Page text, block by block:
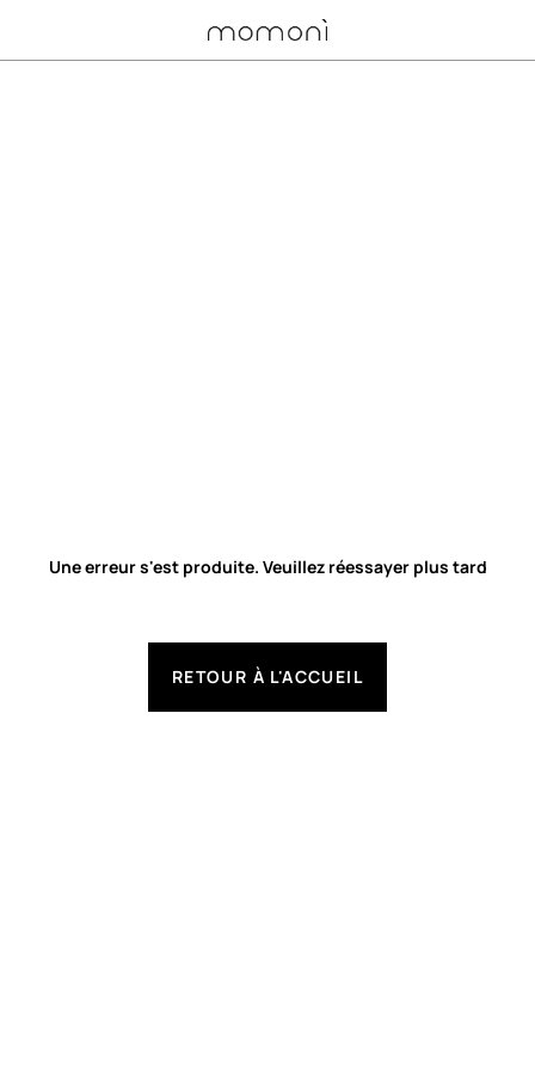
Une erreur s'est produite. Veuillez réessayer plus tard
RETOUR À L'ACCUEIL